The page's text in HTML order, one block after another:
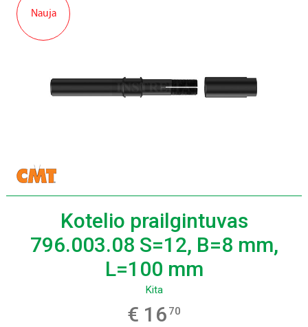
Nauja
Kotelio prailgintuvas
796.003.08 S=12, B=8 mm,
L=100 mm
Kita
€ 16 70